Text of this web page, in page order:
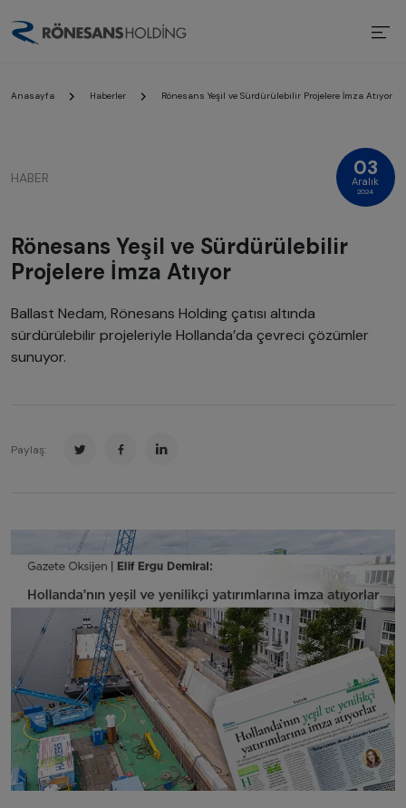
Anasayfa Haberler Rönesans Yeşil ve Sürdürülebilir Projelere İmza Atıyor
HABER
Rönesans Yeşil ve Sürdürülebilir
Projelere İmza Atıyor
03
Aralık
2024
Ballast Nedam, Rönesans Holding çatısı altında
sürdürülebilir projeleriyle Hollanda’da çevreci çözümler
sunuyor.
Paylaş: